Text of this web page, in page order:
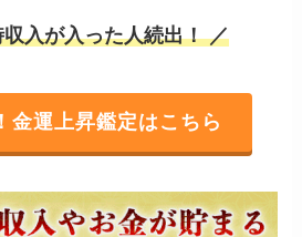
入が入った人続出！ ／
金運上昇鑑定はこちら